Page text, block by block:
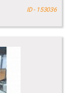
ID - 153036